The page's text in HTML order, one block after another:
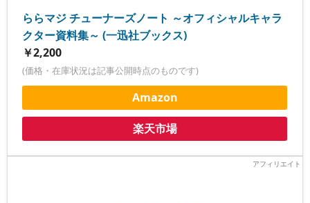
ららマジ チューナーズノート ～オフィシャルキャラ
クター資料集～ (一迅社ブックス)
￥2,200
(価格・在庫状況は記事公開時点のものです)
Amazon
楽天市場